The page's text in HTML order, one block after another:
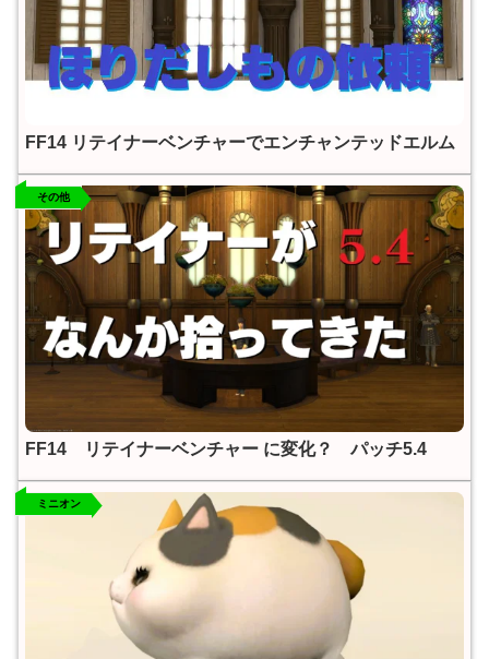
FF14 リテイナーベンチャーでエンチャンテッドエルム
その他
FF14 リテイナーベンチャー に変化？ パッチ5.4
ミニオン